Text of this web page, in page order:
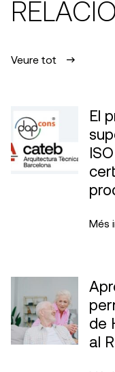
Veure tot
El
Més
de
al